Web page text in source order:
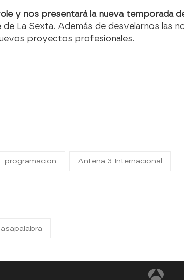
y nos presentará la nueva temporada
La Sexta. Además de desvelarnos las
proyectos profesionales.
programacion Antena 3 Internacional